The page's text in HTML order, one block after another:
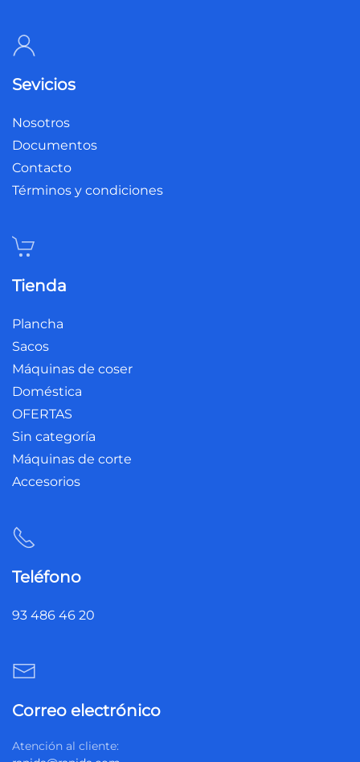
Sevicios
Nosotros
Documentos
Contacto
Términos y condiciones
Tienda
Plancha
Sacos
Máquinas de coser
Doméstica
OFERTAS
Sin categoría
Máquinas de corte
Accesorios
Teléfono
93 486 46 20
Correo electrónico
Atención al cliente: